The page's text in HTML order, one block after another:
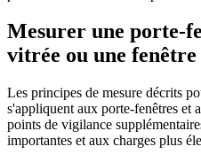
Mesurer une porte-
vitrée ou une
Les principes de mesure décrits
s'appliquent aux porte-fenêtres et
points de vigilance
importantes et aux charges plus